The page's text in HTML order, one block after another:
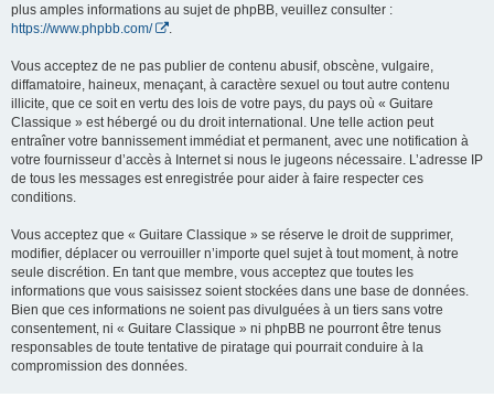
plus amples informations au sujet de phpBB, veuillez consulter :
https://www.phpbb.com/
Vous acceptez de ne pas publier de contenu abusif, obscène, vulgaire,
diffamatoire, haineux, menaçant, à caractère sexuel ou tout autre contenu
illicite, que ce soit en vertu des lois de votre pays, du pays où « Guitare
Classique » est hébergé ou du droit international. Une telle action peut
entraîner votre bannissement immédiat et permanent, avec une notification à
votre fournisseur d’accès à Internet si nous le jugeons nécessaire. L’adresse IP
de tous les messages est enregistrée pour aider à faire respecter ces
conditions.
Vous acceptez que « Guitare Classique » se réserve le droit de supprimer,
modifier, déplacer ou verrouiller n’importe quel sujet à tout moment, à notre
seule discrétion. En tant que membre, vous acceptez que toutes les
informations que vous saisissez soient stockées dans une base de données.
Bien que ces informations ne soient pas divulguées à un tiers sans votre
consentement, ni « Guitare Classique » ni phpBB ne pourront être tenus
responsables de toute tentative de piratage qui pourrait conduire à la
compromission des données.